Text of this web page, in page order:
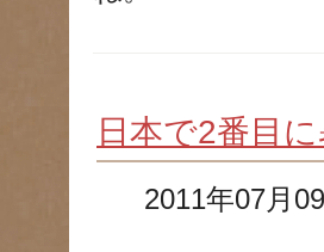
日本で2番目
2011年07月